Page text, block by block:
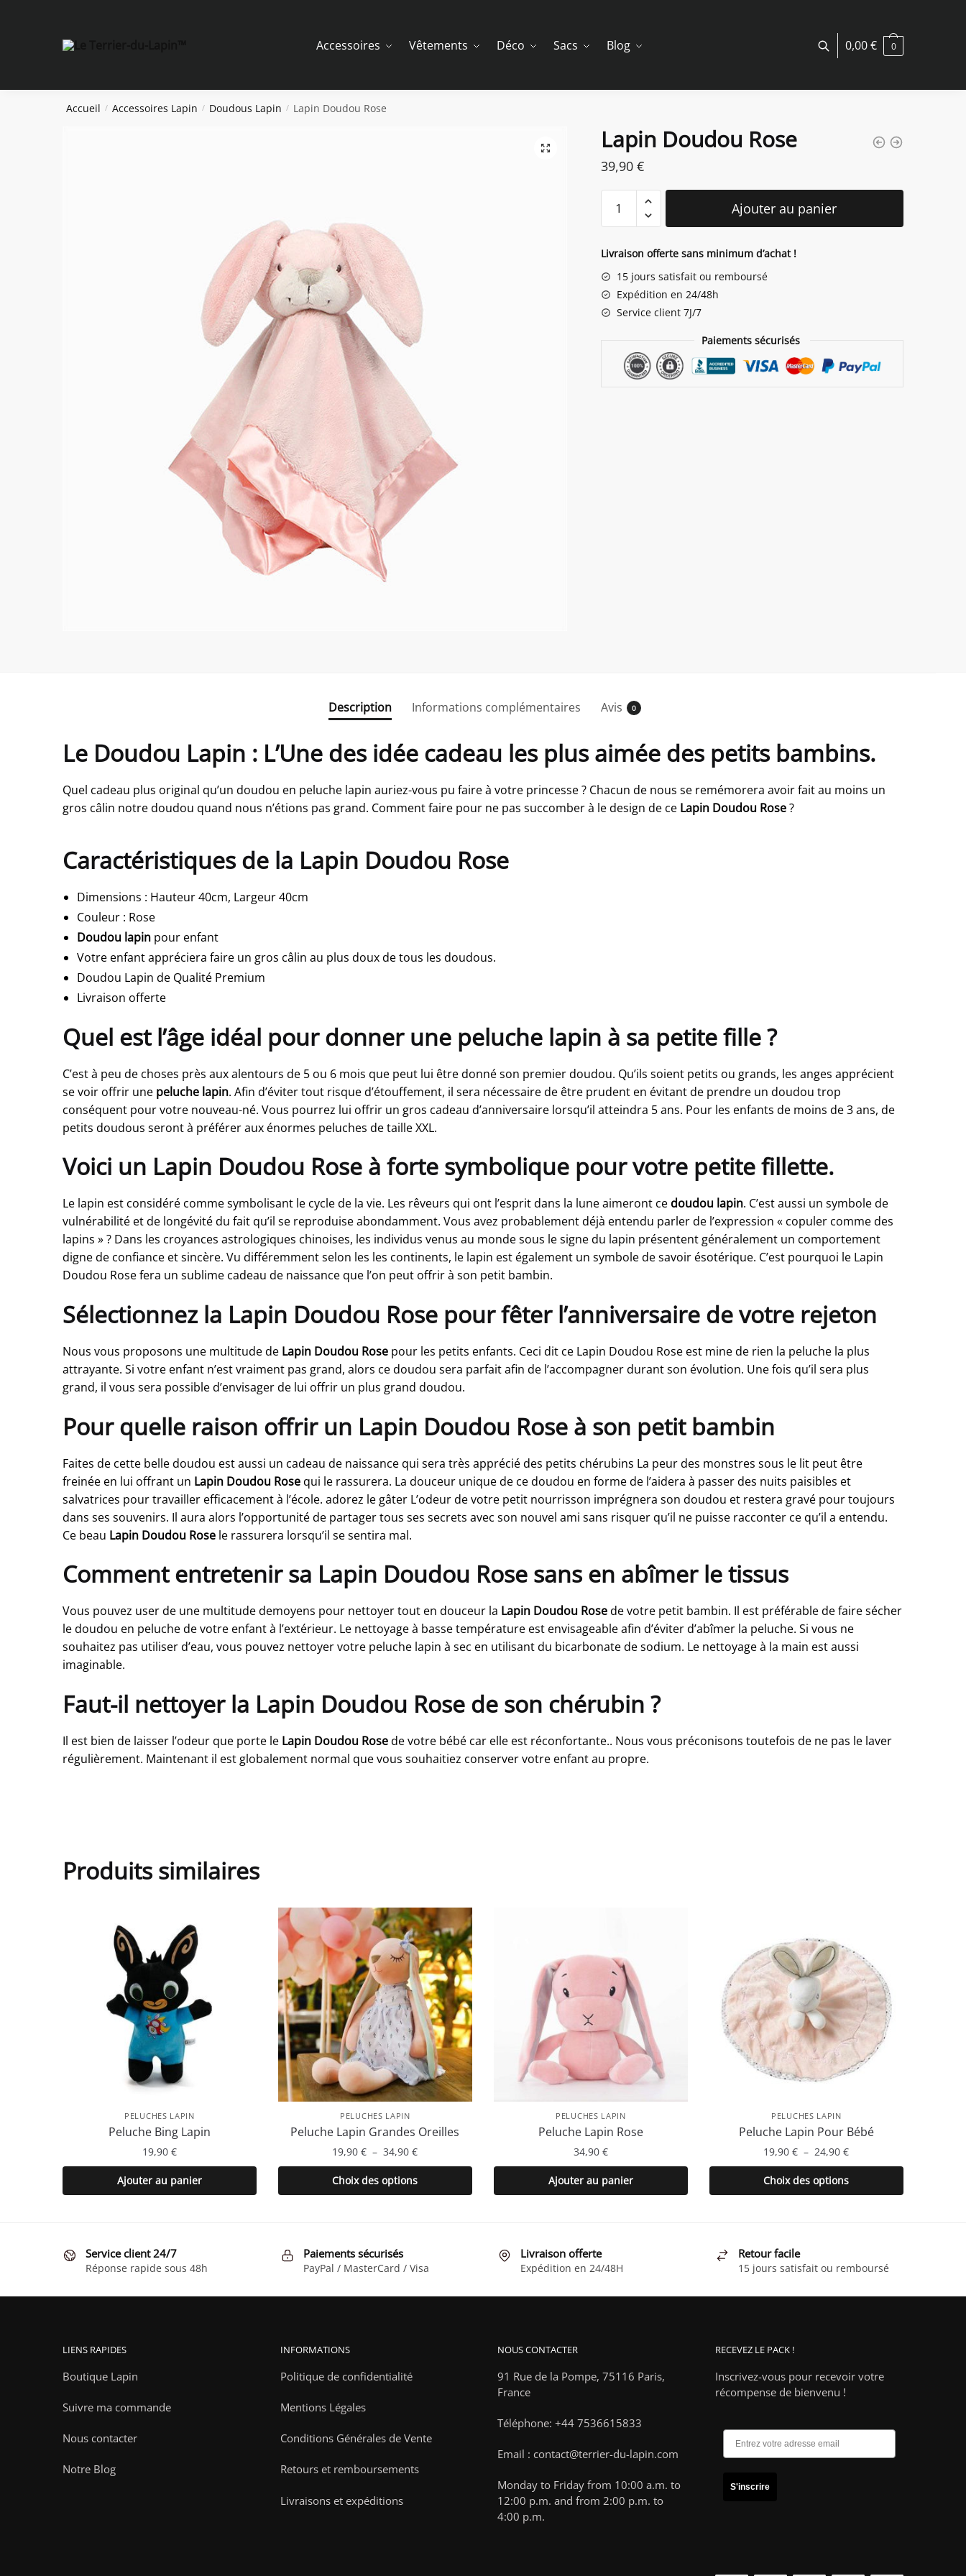
Accessoires Vêtements Déco Sacs Blog 0,00€ 0
Accueil / Accessoires Lapin / Doudous Lapin / Lapin Doudou Rose
Lapin Doudou Rose
39,90 €
quantité
Doudou
Rose
Ajouter au panier
Livraison offerte sans minimum d’achat !
15 jours satisfait ou remboursé
Expédition en 24/48h
Service client 7J/7
Paiements sécurisés
Description Informations complémentaires Avis 0
Le Doudou Lapin : L’Une des idée cadeau les plus aimée des petits bambins.
Quel cadeau plus original qu’un doudou en peluche lapin auriez-vous pu faire à votre princesse ? Chacun de nous se remémorera avoir fait au moins un
gros câlin notre doudou quand nous n’étions pas grand. Comment faire pour ne pas succomber à le design de ce Lapin Doudou Rose?
Caractéristiques de la Lapin Doudou Rose
Dimensions : Hauteur 40cm, Largeur 40cm
Couleur : Rose
Doudou lapin pour enfant
Votre enfant appréciera faire un gros câlin au plus doux de tous les doudous.
Doudou Lapin de Qualité Premium
Livraison offerte
Quel est l’âge idéal pour donner une peluche lapin à sa petite fille ?
C’est à peu de choses près aux alentours de 5 ou 6 mois que peut lui être donné son premier doudou. Qu’ils soient petits ou grands, les anges apprécient
se voir offrir une peluche lapin. Afin d’éviter tout risque d’étouffement, il sera nécessaire de être prudent en évitant de prendre un doudou trop
conséquent pour votre nouveau-né. Vous pourrez lui offrir un gros cadeau d’anniversaire lorsqu’il atteindra 5 ans. Pour les enfants de moins de 3 ans, de
petits doudous seront à préférer aux énormes peluches de taille XXL.
Voici un Lapin Doudou Rose à forte symbolique pour votre petite fillette.
Le lapin est considéré comme symbolisant le cycle de la vie. Les rêveurs qui ont l’esprit dans la lune aimeront ce doudou lapin. C’est aussi un symbole de
vulnérabilité et de longévité du fait qu’il se reproduise abondamment. Vous avez probablement déjà entendu parler de l’expression « copuler comme des
lapins » ? Dans les croyances astrologiques chinoises, les individus venus au monde sous le signe du lapin présentent généralement un comportement
digne de confiance et sincère. Vu différemment selon les les continents, le lapin est également un symbole de savoir ésotérique. C’est pourquoi le Lapin
Doudou Rose fera un sublime cadeau de naissance que l’on peut offrir à son petit bambin.
Sélectionnez la Lapin Doudou Rose pour fêter l’anniversaire de votre rejeton
Nous vous proposons une multitude de Lapin Doudou Rose pour les petits enfants. Ceci dit ce Lapin Doudou Rose est mine de rien la peluche la plus
attrayante. Si votre enfant n’est vraiment pas grand, alors ce doudou sera parfait afin de l’accompagner durant son évolution. Une fois qu’il sera plus
grand, il vous sera possible d’envisager de lui offrir un plus grand doudou.
Pour quelle raison offrir un Lapin Doudou Rose à son petit bambin
Faites de cette belle doudou est aussi un cadeau de naissance qui sera très apprécié des petits chérubins La peur des monstres sous le lit peut être
freinée en lui offrant un Lapin Doudou Rose qui le rassurera. La douceur unique de ce doudou en forme de l’aidera à passer des nuits paisibles et
salvatrices pour travailler efficacement à l’école. adorez le gâter L’odeur de votre petit nourrisson imprégnera son doudou et restera gravé pour toujours
dans ses souvenirs. Il aura alors l’opportunité de partager tous ses secrets avec son nouvel ami sans risquer qu’il ne puisse racconter ce qu’il a entendu.
Ce beau Lapin Doudou Rose le rassurera lorsqu’il se sentira mal.
Comment entretenir sa Lapin Doudou Rose sans en abîmer le tissus
Vous pouvez user de une multitude demoyens pour nettoyer tout en douceur la Lapin Doudou Rosede votre petit bambin. Il est préférable de faire sécher
le doudou en peluche de votre enfant à l’extérieur. Le nettoyage à basse température est envisageable afin d’éviter d’abîmer la peluche. Si vous ne
souhaitez pas utiliser d’eau, vous pouvez nettoyer votre peluche lapin à sec en utilisant du bicarbonate de sodium. Le nettoyage à la main est aussi
imaginable.
Faut-il nettoyer la Lapin Doudou Rose de son chérubin ?
Il est bien de laisser l’odeur que porte le Lapin Doudou Rosede votre bébé car elle est réconfortante.. Nous vous préconisons toutefois de ne pas le laver
régulièrement. Maintenant il est globalement normal que vous souhaitiez conserver votre enfant au propre.
Produits similaires
PELUCHES LAPIN
Peluche Bing Lapin
19,90 €
Ajouter au panier
PELUCHES LAPIN
Peluche Lapin Grandes Oreilles
19,90€ – 34,90€Plage
de
prix :
19,90 €
Choix des options
Ce
produit
variations.
Les
la
PELUCHES LAPIN
Peluche Lapin Rose
34,90 €
Ajouter au panier
PELUCHES LAPIN
Peluche Lapin Pour Bébé
19,90€ – 24,90€Plage
de
prix :
19,90 €
Choix des options
Ce
produit
Les
la
page
produit
Service client 24/7
Réponse rapide sous 48h
Paiements sécurisés
PayPal / MasterCard / Visa
Livraison offerte
Expédition en 24/48H
Retour facile
15 jours satisfait ou remboursé
LIENS RAPIDES
Boutique Lapin
Suivre ma commande
Nous contacter
Notre Blog
INFORMATIONS
Politique de confidentialité
Mentions Légales
Conditions Générales de Vente
Retours et remboursements
Livraisons et expéditions
NOUS CONTACTER
91 Rue de la Pompe, 75116 Paris,
France
Téléphone: +44 7536615833
Email : contact@terrier-du-lapin.com
Monday to Friday from 10:00 a.m. to
12:00 p.m. and from 2:00 p.m. to
4:00 p.m.
RECEVEZ LE PACK !
Inscrivez-vous pour recevoir votre
récompense de bienvenu !
S'inscrire